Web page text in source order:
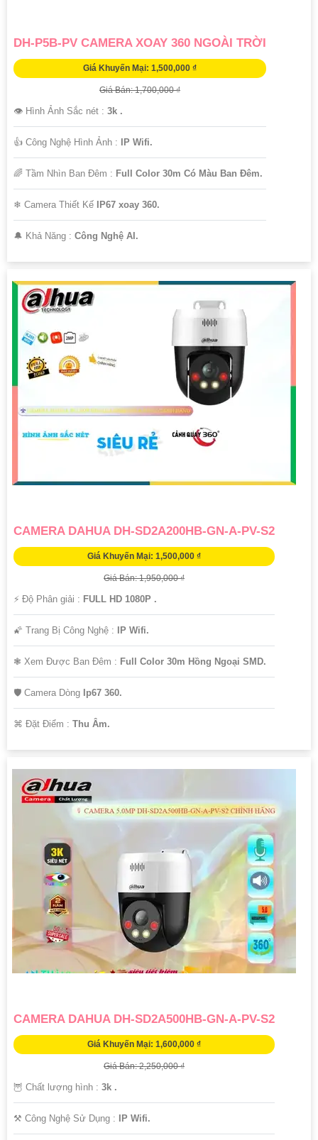
DH-P5B-PV CAMERA XOAY 360 NGOÀI TRỜI
Giá Khuyến Mại: 1,500,000 ₫
Giá Bán: 1,700,000 ₫
👁 Hình Ảnh Sắc nét : 3k .
👍 Công Nghệ Hình Ảnh : IP Wifi.
🌈 Tầm Nhìn Ban Đêm : Full Color 30m Có Màu Ban Ðêm.
❄ Camera Thiết Kế IP67 xoay 360.
️🔔 Khả Năng : Công Nghệ AI.
CAMERA DAHUA DH-SD2A200HB-GN-A-PV-S2
Giá Khuyến Mại: 1,500,000 ₫
Giá Bán: 1,950,000 ₫
️⚡ Độ Phân giải : FULL HD 1080P .
🌠 Trang Bị Công Nghệ : IP Wifi.
❃ Xem Được Ban Đêm : Full Color 30m Hồng Ngoại SMD.
🛡 Camera Dòng Ip67 360.
️⌘ Đặt Điểm : Thu Âm.
CAMERA DAHUA DH-SD2A500HB-GN-A-PV-S2
Giá Khuyến Mại: 1,600,000 ₫
Giá Bán: 2,250,000 ₫
🦉 Chất lượng hình : 3k .
⚒ Công Nghệ Sử Dụng : IP Wifi.